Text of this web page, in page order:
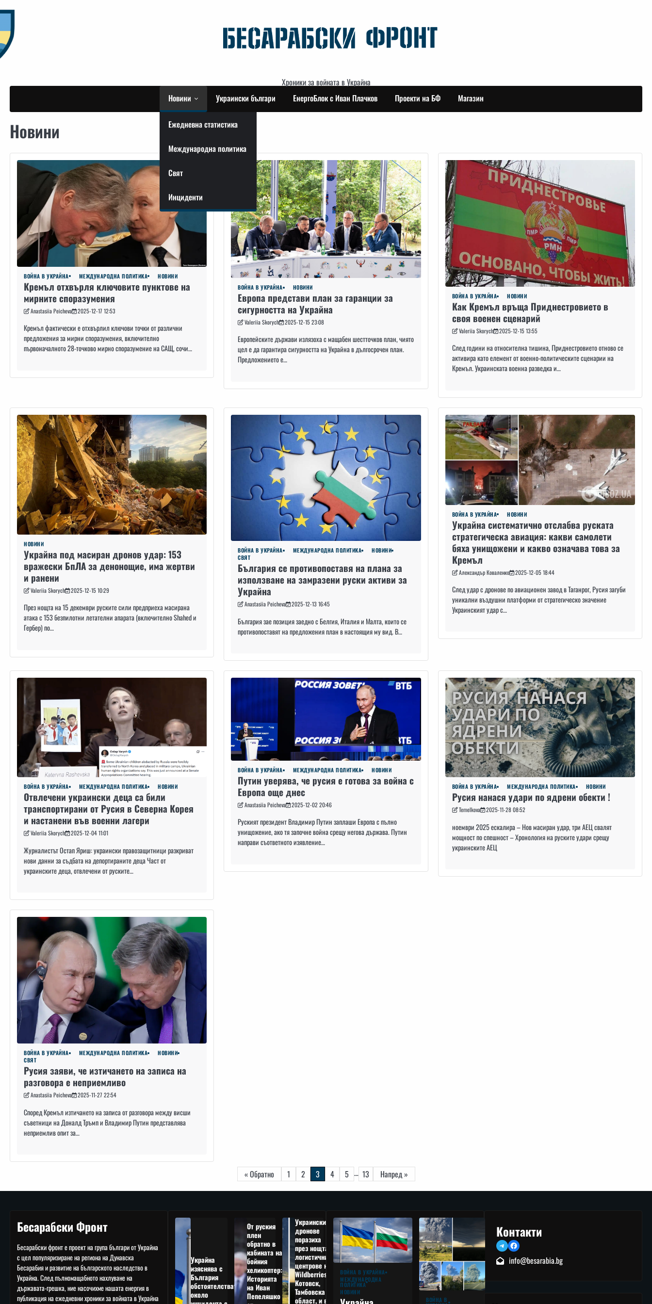
to
content
Хроники за войната в Украйна
Новини
Ежедневна статистика
Международна политика
Свят
Инциденти
Украински българи ЕнергоБлок с Иван Плачков Проекти на БФ Магазин
Новини
ВОЙНА В УКРАЙНА МЕЖДУНАРОДНА ПОЛИТИКА НОВИНИ
Кремъл отхвърля ключовите пунктове на
мирните споразумения
Anastasiia Peicheva 2025-12-17 12:53
Кремъл фактически е отхвърлил ключови точки от различни
предложения за мирни споразумения, включително
първоначалното 28-точково мирно споразумение на САЩ, сочи…
ВОЙНА В УКРАЙНА НОВИНИ
Европа представи план за гаранции за
сигурността на Украйна
Valeriia Skorych 2025-12-15 23:08
Европейските държави излязоха с мащабен шестточков план, чиято
цел е да гарантира сигурността на Украйна в дългосрочен план.
Предложението е…
ВОЙНА В УКРАЙНА НОВИНИ
Как Кремъл връща Приднестровието в
своя военен сценарий
Valeriia Skorych 2025-12-15 13:55
След години на относителна тишина, Приднестровието отново се
активира като елемент от военно-политическите сценарии на
Кремъл. Украинската военна разведка и…
НОВИНИ
Украйна под масиран дронов удар: 153
вражески БпЛА за денонощие, има жертви
и ранени
Valeriia Skorych 2025-12-15 10:29
През нощта на 15 декември руските сили предприеха масирана
атака с 153 безпилотни летателни апарата (включително Shahed и
Гербер) по…
ВОЙНА В УКРАЙНА МЕЖДУНАРОДНА ПОЛИТИКА
НОВИНИ
СВЯТ
България се противопоставя на плана за
използване на замразени руски активи за
Украйна
Anastasiia Peicheva 2025-12-13 16:45
България зае позиция заедно с Белгия, Италия и Малта, които се
противопоставят на предложения план в настоящия му вид. В…
ВОЙНА В УКРАЙНА НОВИНИ
Украйна систематично отслабва руската
стратегическа авиация: какви самолети
бяха унищожени и какво означава това за
Кремъл
Александър Коваленко 2025-12-05 18:44
След удар с дронове по авиационен завод в Таганрог, Русия загуби
уникални въздушни платформи от стратегическо значение
Украинският удар с…
ВОЙНА В УКРАЙНА МЕЖДУНАРОДНА ПОЛИТИКА НОВИНИ
Отвлечени украински деца са били
транспортирани от Русия в Северна Корея
и настанени във военни лагери
Valeriia Skorych 2025-12-04 11:01
Журналистът Остап Яриш: украински правозащитници разкриват
нови данни за съдбата на депортираните деца Част от
украинските деца, отвлечени от руските…
ВОЙНА В УКРАЙНА МЕЖДУНАРОДНА ПОЛИТИКА НОВИНИ
Путин уверява, че русия е готова за война с
Европа още днес
Anastasiia Peicheva 2025-12-02 20:46
Руският президент Владимир Путин заплаши Европа с пълно
унищожение, ако тя започне война срещу негова държава. Путин
направи съответното изявление…
ВОЙНА В УКРАЙНА МЕЖДУНАРОДНА ПОЛИТИКА НОВИНИ
Русия нанася удари по ядрени обекти !
Temelkova 2025-11-28 08:52
ноември 2025 ескалира – Нов масиран удар, три АЕЦ свалят
мощност по спешност – Хронология на руските удари срещу
украинските АЕЦ
ВОЙНА В УКРАЙНА МЕЖДУНАРОДНА ПОЛИТИКА
НОВИНИ
СВЯТ
Русия заяви, че изтичането на записа на
разговора е неприемливо
Anastasiia Peicheva 2025-11-27 22:54
Според Кремъл изтичането на записа от разговора между висши
съветници на Доналд Тръмп и Владимир Путин представлява
неприемлив опит за…
« Обратно 1 2 3 4 5 … 13 Напред »
Бесарабски Фронт
Бесарабски фронт е проект на група българи от Украйна
с цел популяризиране на региона на Дунавска
Бесарабия и развитие на българското наследство в
Украйна. След пълномащабното нахлуване на
държавата-грешка, ние насочихме нашата енергия в
публикация на ежедневни хроники за войната в Украйна
Украйна
изяснява с
България
обстоятелствата
около
От руския
плен
обратно в
кабината на
бойния
хеликоптер:
Историята
на Иван
Пепеляшко
Украински
дронове
поразиха
през нощта
логистични
центрове на
Wildberries в
Котовск,
Тамбовска
област, и в
ВОЙНА В УКРАЙНА
МЕЖДУНАРОДНА
ПОЛИТИКА
НОВИНИ
ВОЙНА В
Контакти
TelegramFacebook
info@besarabia.bg